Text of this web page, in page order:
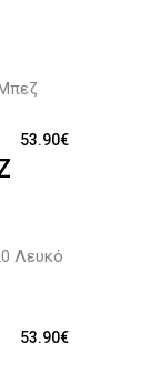
53.90€
53.90€